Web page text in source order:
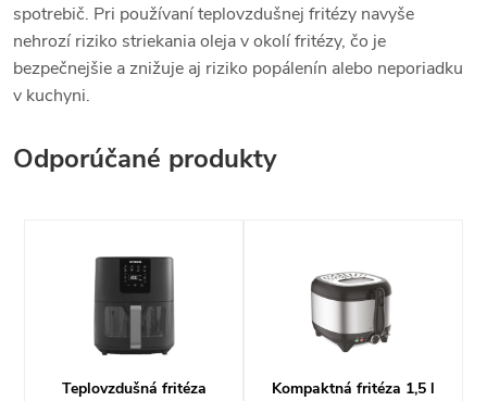
spotrebič. Pri používaní teplovzdušnej fritézy navyše
nehrozí riziko striekania oleja v okolí fritézy, čo je
bezpečnejšie a znižuje aj riziko popálenín alebo neporiadku
v kuchyni.
Odporúčané produkty
Teplovzdušná fritéza
Kompaktná fritéza 1,5 l